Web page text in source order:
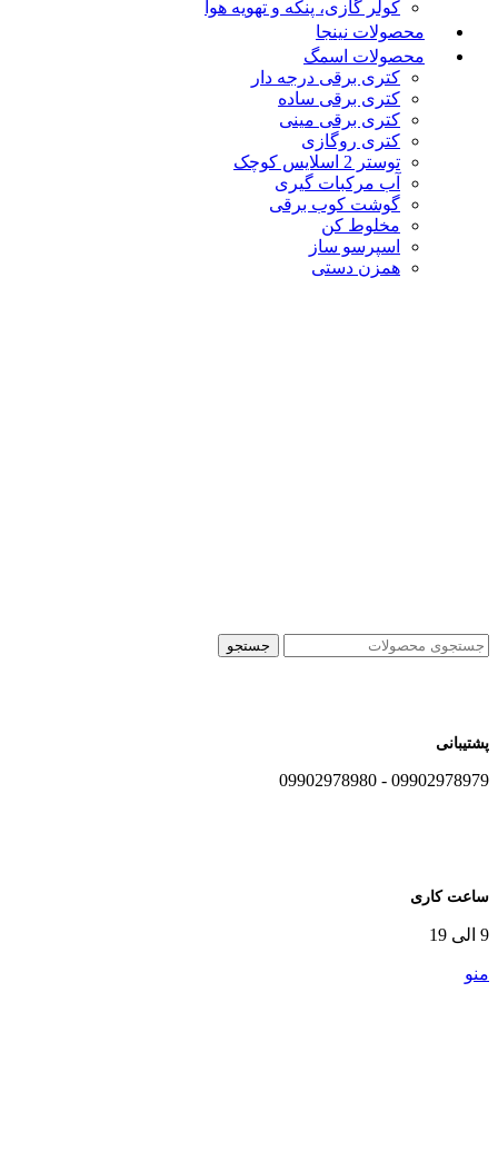
کولر گازی، پنکه و تهویه هوا
محصولات نینجا
محصولات اسمگ
کتری برقی درجه دار
کتری برقی ساده
کتری برقی مینی
کتری روگازی
توستر 2 اسلایس کوچک
آب مرکبات گیری
گوشت کوب برقی
مخلوط کن
اسپرسو ساز
همزن دستی
جستجو
پشتیبانی
09902978979 - 09902978980
ساعت کاری
9 الی 19
منو